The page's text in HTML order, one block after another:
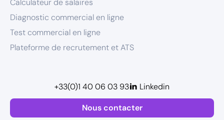
Calculateur de salaires
Diagnostic commercial en ligne
Test commercial en ligne
Plateforme de recrutement et ATS
Nous contacter
+33(0)1 40 06 03 93 Linkedin